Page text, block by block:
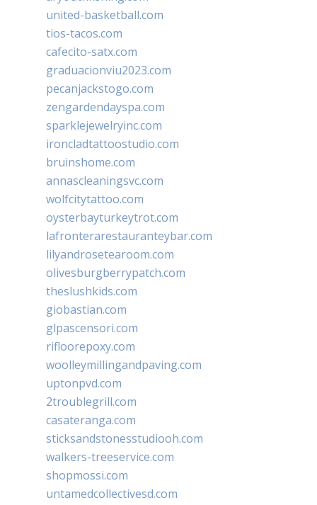
united-basketball.com
tios-tacos.com
cafecito-satx.com
graduacionviu2023.com
pecanjackstogo.com
zengardendayspa.com
sparklejewelryinc.com
ironcladtattoostudio.com
bruinshome.com
annascleaningsvc.com
wolfcitytattoo.com
oysterbayturkeytrot.com
lafronterarestauranteybar.com
lilyandrosetearoom.com
olivesburgberrypatch.com
theslushkids.com
giobastian.com
glpascensori.com
rifloorepoxy.com
woolleymillingandpaving.com
uptonpvd.com
2troublegrill.com
casateranga.com
sticksandstonesstudiooh.com
walkers-treeservice.com
shopmossi.com
untamedcollectivesd.com